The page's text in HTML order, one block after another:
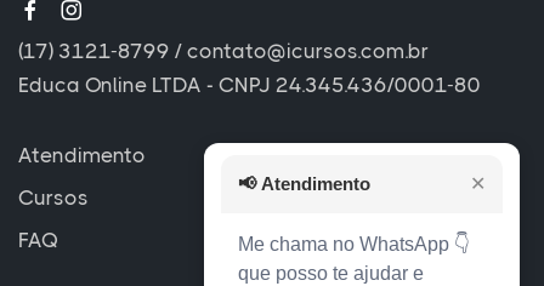
(17) 3121-8799 / contato@icursos.com.br
Educa Online LTDA - CNPJ 24.345.436/0001-80
Atendimento
Cursos
FAQ
📢 Atendimento ✕
Me chama no WhatsApp 👇
que posso te ajudar e